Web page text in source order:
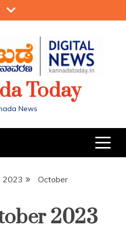
Today
News
2023 October
2023